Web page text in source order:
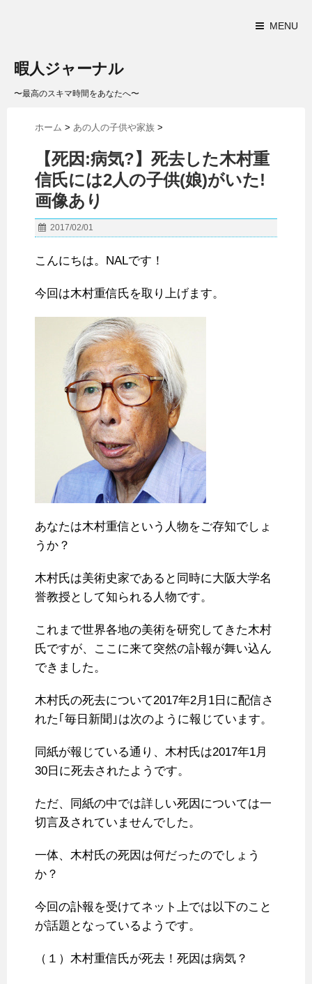
MENU
暇人ジャーナル
〜最高のスキマ時間をあなたへ〜
ホーム > あの人の子供や家族 >
【死因:病気?】死去した木村重
信氏には2人の子供(娘)がいた!
画像あり
2017/02/01
こんにちは。NALです！
今回は木村重信氏を取り上げます。
あなたは木村重信という人物をご存知でしょ
うか？
木村氏は美術史家であると同時に大阪大学名
誉教授として知られる人物です。
これまで世界各地の美術を研究してきた木村
氏ですが、ここに来て突然の訃報が舞い込ん
できました。
木村氏の死去について2017年2月1日に配信さ
れた｢毎日新聞｣は次のように報じています。
同紙が報じている通り、木村氏は2017年1月
30日に死去されたようです。
ただ、同紙の中では詳しい死因については一
切言及されていませんでした。
一体、木村氏の死因は何だったのでしょう
か？
今回の訃報を受けてネット上では以下のこと
が話題となっているようです。
（１）木村重信氏が死去！死因は病気？